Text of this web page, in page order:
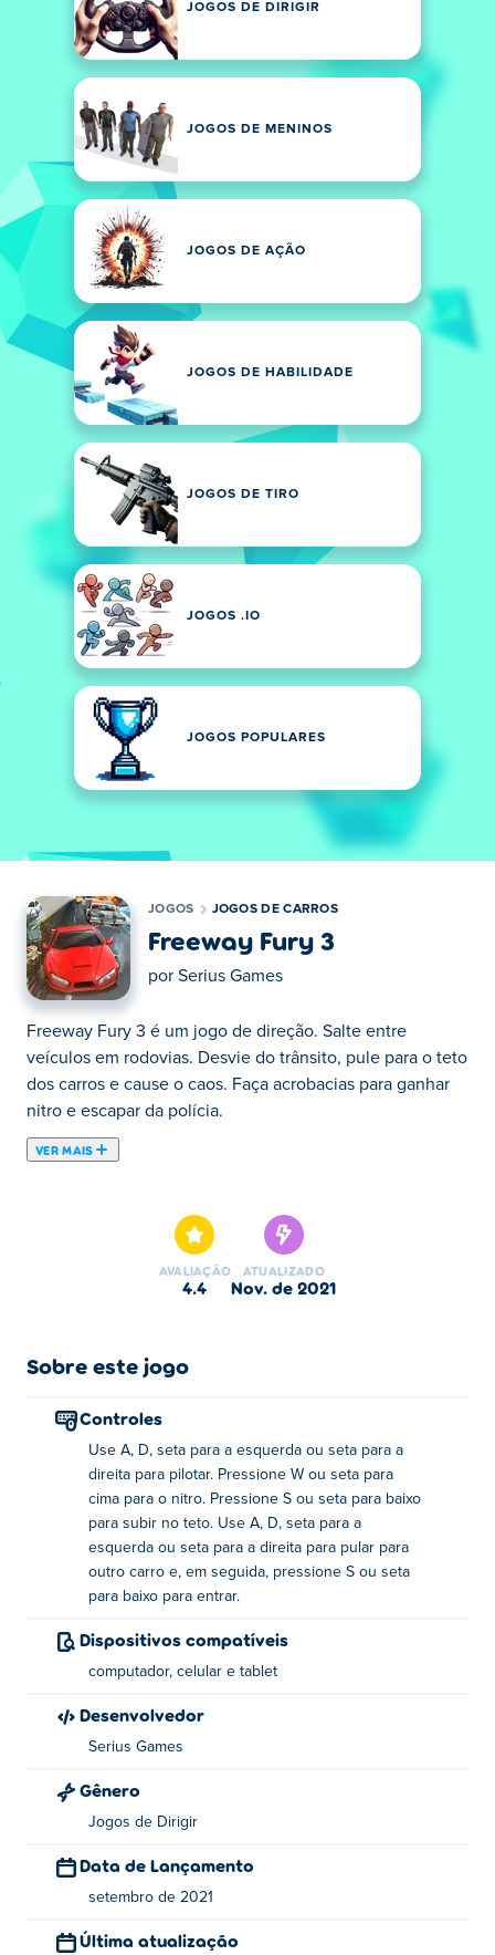
JOGOS DE DIRIGIR
JOGOS DE MENINOS
JOGOS DE AÇÃO
JOGOS DE HABILIDADE
JOGOS DE TIRO
JOGOS .IO
JOGOS POPULARES
JOGOS JOGOS DE CARROS
Freeway Fury 3
por Serius Games
Freeway Fury 3 é um jogo de direção. Salte entre
veículos em rodovias. Desvie do trânsito, pule para o teto
dos carros e cause o caos. Faça acrobacias para ganhar
nitro e escapar da polícia.
VER MAIS
clássico dos saltos de carros, cause estragos na estrada
do seu jeito! Dirija rápido, confunda o tráfego que se
aproxima, bata em outros carros e salte entre os carros
carro em que está muito ligado, pode perder uma vida e,
de carro com frequência e ter cuidado nesta selva de
concreto caótica. Vá em frente e experimente este jogo
de carros explosivo e veja o quão longe você pode ir em
Freeway Fury 3!
Controles:
Direcionar - teclas de seta A / D ou Esquerda / Direita
Nitro - tecla de seta W ou para cima
Suba no telhado - tecla S ou seta para baixo
Pule em outro carro - teclas de seta A / D ou Esquerda /
Direita (Enquanto estiver no teto)
Entre no carro novo - tecla S ou seta para baixo (depois
de pular em outro carro)
Sobre o criador:
seus outros jogos no Poki:Freeway Fury
AVALIAÇÃO
4.4
ATUALIZADO
nov. de 2021
Sobre este jogo
Controles
Use A, D, seta para a esquerda ou seta para a
direita para pilotar. Pressione W ou seta para
cima para o nitro. Pressione S ou seta para baixo
para subir no teto. Use A, D, seta para a
esquerda ou seta para a direita para pular para
outro carro e, em seguida, pressione S ou seta
para baixo para entrar.
Dispositivos compatíveis
computador, celular e tablet
Desenvolvedor
Serius Games
Gênero
Jogos de Dirigir
Data de Lançamento
setembro de 2021
Última atualização